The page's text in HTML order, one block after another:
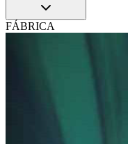
FÁBRICA